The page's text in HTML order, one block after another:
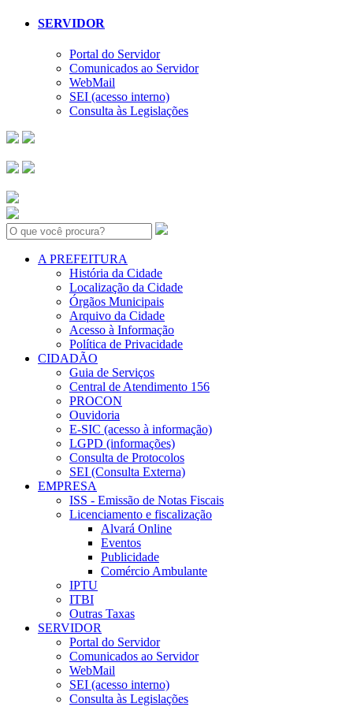
SERVIDOR
Portal do Servidor
Comunicados ao Servidor
WebMail
SEI (acesso interno)
Consulta às Legislações
Search:
A PREFEITURA
História da Cidade
Localização da Cidade
Órgãos Municipais
Arquivo da Cidade
Acesso à Informação
Política de Privacidade
CIDADÃO
Guia de Serviços
Central de Atendimento 156
PROCON
Ouvidoria
E-SIC (acesso à informação)
LGPD (informações)
Consulta de Protocolos
SEI (Consulta Externa)
EMPRESA
ISS - Emissão de Notas Fiscais
Licenciamento e fiscalização
Alvará Online
Eventos
Publicidade
Comércio Ambulante
IPTU
ITBI
Outras Taxas
SERVIDOR
Portal do Servidor
Comunicados ao Servidor
WebMail
SEI (acesso interno)
Consulta às Legislações